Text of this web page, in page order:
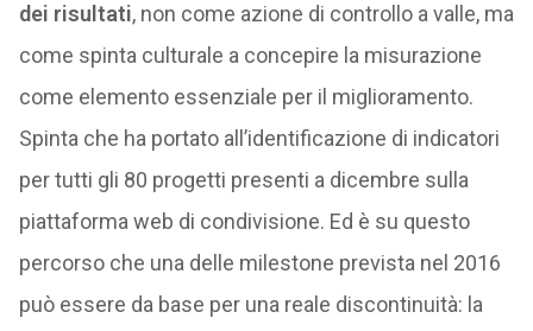
dei risultati, non come azione di controllo a valle, ma
come spinta culturale a concepire la misurazione
come elemento essenziale per il miglioramento.
Spinta che ha portato all’identificazione di indicatori
per tutti gli 80 progetti presenti a dicembre sulla
piattaforma web di condivisione. Ed è su questo
percorso che una delle milestone prevista nel 2016
può essere da base per una reale discontinuità: la